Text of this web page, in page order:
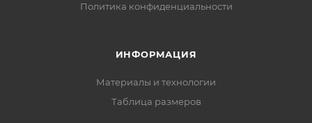
Политика конфиденциальности
ИНФОРМАЦИЯ
Материалы и технологии
Таблица размеров